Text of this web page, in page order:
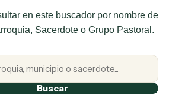
en este buscador por nombre de
Sacerdote o Grupo Pastoral.
Buscar